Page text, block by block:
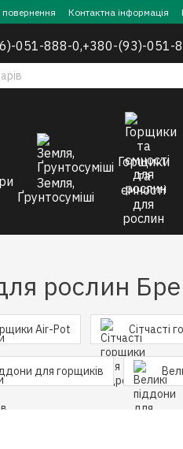
повернення Контактна інформація
051-888-0,+380-(93)-051-
Земля,
Ґрунтосуміші
Горщики
та
ємності
для
рослин
рослин
Air-Pot Сітчасті
для горщиків